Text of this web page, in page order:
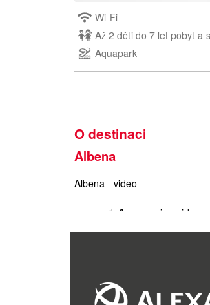
Wi-Fi
Až 2 děti do 7 let pobyt a
Aquapark
O destinaci
Albena
Albena - video
aquapark Aquamania - video
ocenění Evropský sportovní
Hlavní předností Albeny je